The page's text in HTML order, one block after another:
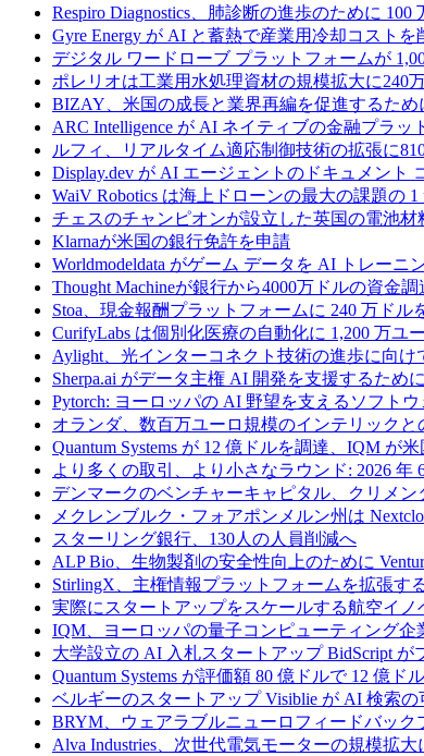
Respiro Diagnostics、肺診断の進歩のために 100
Gyre Energy が AI と蓄熱で産業用冷却コスト
デジタル ワードローブ プラットフォームが
ポレリオは工業用水処理資材の規模拡大に240
BIZAY、米国の成長と業界再編を促進するため
ARC Intelligence が AI ネイティブの金融プラ
ルフィ、リアルタイム適応制御技術の拡張に
Display.dev が AI エージェントのドキュメント
WaiV Robotics は海上ドローンの最大の課題の
チェスのチャンピオンが設立した英国の電池材
Klarnaが米国の銀行免許を申請
Worldmodeldata がゲーム データを AI トレー
Thought Machineが銀行から4000万ドルの資金
Stoa、現金報酬プラットフォームに 240 万ドル
CurifyLabs は個別化医療の自動化に 1,200 万ユ
Aylight、光インターコネクト技術の進歩に向
Sherpa.ai がデータ主権 AI 開発を支援するため
Pytorch: ヨーロッパの AI 野望を支えるソフトウ
オランダ、数百万ユーロ規模のインテリック
Quantum Systems が 12 億ドルを調達、IQM
より多くの取引、より小さなラウンド: 2026
デンマークのベンチャーキャピタル、クリメ
メクレンブルク・フォアポンメルン州は
スターリング銀行、130人の人員削減へ
ALP Bio、生物製剤の安全性向上のために
StirlingX、主権情報プラットフォームを拡張す
実際にスタートアップをスケールする航空イノ
IQM、ヨーロッパの量子コンピューティング
大学設立の AI 入札スタートアップ BidScript が
Quantum Systems が評価額 80 億ドルで 12 億ド
ベルギーのスタートアップ Visiblie が AI 検索
BRYM、ウェアラブルニューロフィードバッ
Alva Industries、次世代電気モーターの規模拡